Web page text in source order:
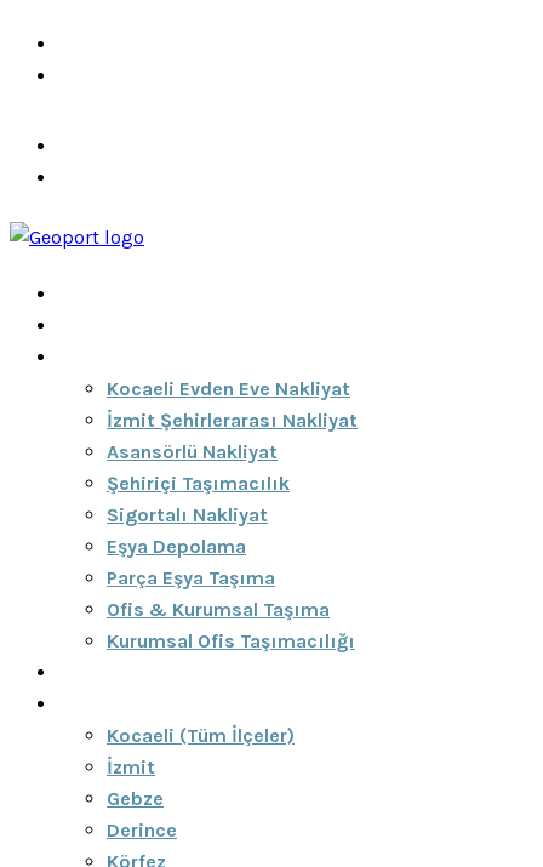
Kocaeli Evden Eve Nakliyat
İzmit Şehirlerarası Nakliyat
Asansörlü Nakliyat
Şehiriçi Taşımacılık
Sigortalı Nakliyat
Eşya Depolama
Parça Eşya Taşıma
Ofis & Kurumsal Taşıma
Kurumsal Ofis Taşımacılığı
Kocaeli (Tüm İlçeler)
İzmit
Gebze
Derince
Körfez